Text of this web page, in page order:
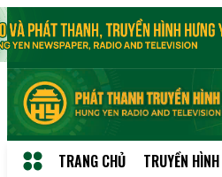
TRANG CHỦ TRUYỀN HÌNH